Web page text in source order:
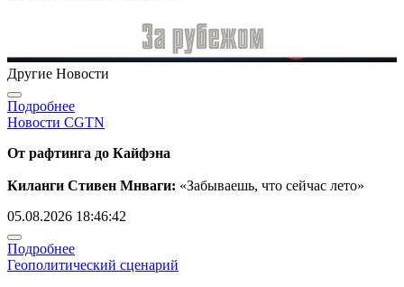
Другие Новости
Подробнее
Новости CGTN
От рафтинга до Кайфэна
Киланги Стивен Мнваги: «Забываешь, что сейчас лето»
05.08.2026 18:46:42
Подробнее
Геополитический сценарий